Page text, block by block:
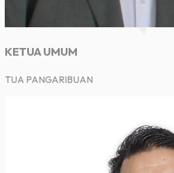
KETUA UMUM
TUA PANGARIBUAN